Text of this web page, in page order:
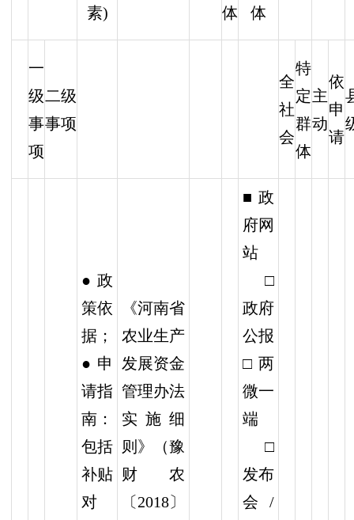
素)
体
体
一
级
事
项
二级
事项
全
社
会
特
定
群
体
主
动
依
申
请
● 政
策依
据；
● 申
请指
南：
包括
补贴
对
《河南省
农业生产
发展资金
管理办法
实施细
则》（豫
财农
〔2018〕
■政
府网
站
□
政府
公报
□两
微一
端
□
发布
会/